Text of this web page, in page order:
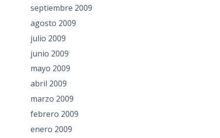
septiembre 2009
agosto 2009
julio 2009
junio 2009
mayo 2009
abril 2009
marzo 2009
febrero 2009
enero 2009